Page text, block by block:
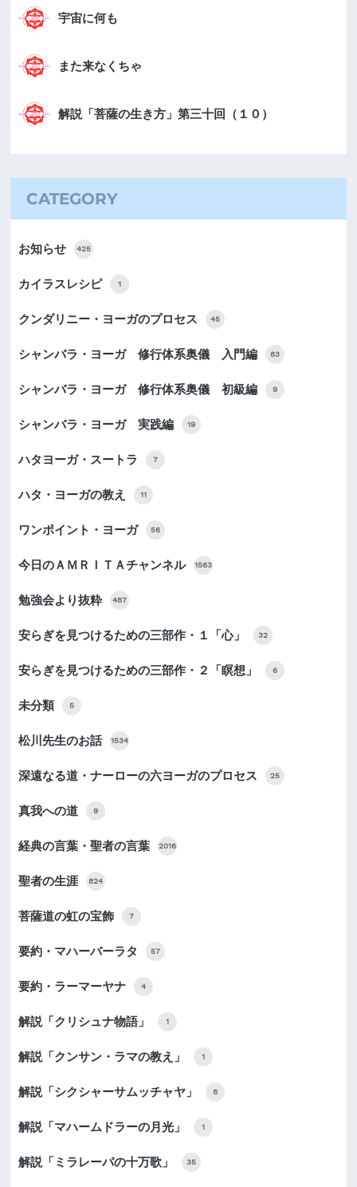
宇宙に何も
また来なくちゃ
解説「菩薩の生き方」第三十回（１０）
CATEGORY
お知らせ 425
カイラスレシピ 1
クンダリニー・ヨーガのプロセス 45
シャンバラ・ヨーガ 修行体系奥儀 入門編 83
シャンバラ・ヨーガ 修行体系奥儀 初級編 9
シャンバラ・ヨーガ 実践編 19
ハタヨーガ・スートラ 7
ハタ・ヨーガの教え 11
ワンポイント・ヨーガ 56
今日のＡＭＲＩＴＡチャンネル 1563
勉強会より抜粋 487
安らぎを見つけるための三部作・１「心」 32
安らぎを見つけるための三部作・２「瞑想」 6
未分類 5
松川先生のお話 1534
深遠なる道・ナーローの六ヨーガのプロセス 25
真我への道 9
経典の言葉・聖者の言葉 2016
聖者の生涯 824
菩薩道の虹の宝飾 7
要約・マハーバーラタ 57
要約・ラーマーヤナ 4
解説「クリシュナ物語」 1
解説「クンサン・ラマの教え」 1
解説「シクシャーサムッチャヤ」 8
解説「マハームドラーの月光」 1
解説「ミラレーパの十万歌」 35